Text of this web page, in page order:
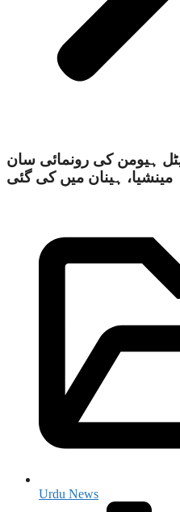
ہیومن کی رونمائی سان
مینشیا، ہینان میں کی گئی
Urdu News